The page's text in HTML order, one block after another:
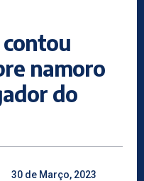
namoro
do
30 de Março, 2023